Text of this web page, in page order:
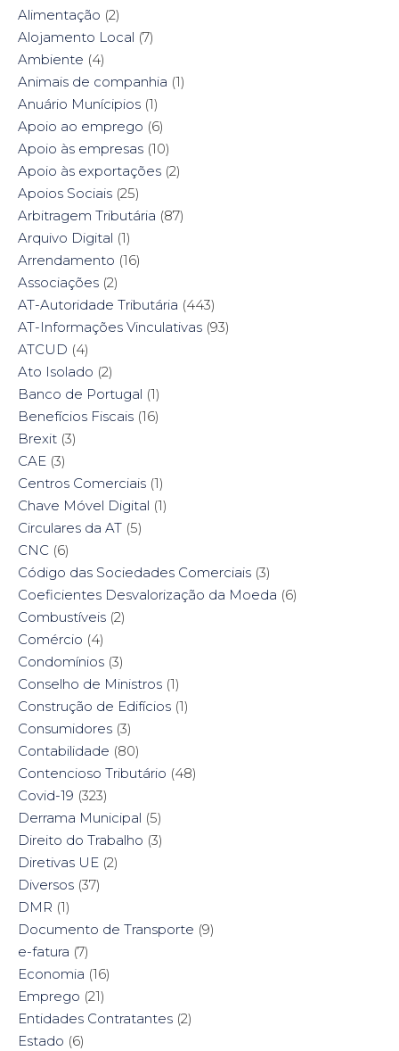
p
n
i
n
n
e
w
w
i
n
d
o
w
)
e
n
s
e
w
w
i
n
d
o
w
)
n
n
n
d
o
w
Alimentação (2)
Alojamento Local (7)
Ambiente (4)
Animais de companhia (1)
Anuário Munícipios (1)
Apoio ao emprego (6)
Apoio às empresas (10)
Apoio às exportações (2)
Apoios Sociais (25)
Arbitragem Tributária (87)
Arquivo Digital (1)
Arrendamento (16)
Associações (2)
AT-Autoridade Tributária (443)
AT-Informações Vinculativas (93)
ATCUD (4)
Ato Isolado (2)
Banco de Portugal (1)
Benefícios Fiscais (16)
Brexit (3)
CAE (3)
Centros Comerciais (1)
Chave Móvel Digital (1)
Circulares da AT (5)
CNC (6)
Código das Sociedades Comerciais (3)
Coeficientes Desvalorização da Moeda (6)
Combustíveis (2)
Comércio (4)
Condomínios (3)
Conselho de Ministros (1)
Construção de Edifícios (1)
Consumidores (3)
Contabilidade (80)
Contencioso Tributário (48)
Covid-19 (323)
Derrama Municipal (5)
Direito do Trabalho (3)
Diretivas UE (2)
Diversos (37)
DMR (1)
Documento de Transporte (9)
e-fatura (7)
Economia (16)
Emprego (21)
Entidades Contratantes (2)
Estado (6)